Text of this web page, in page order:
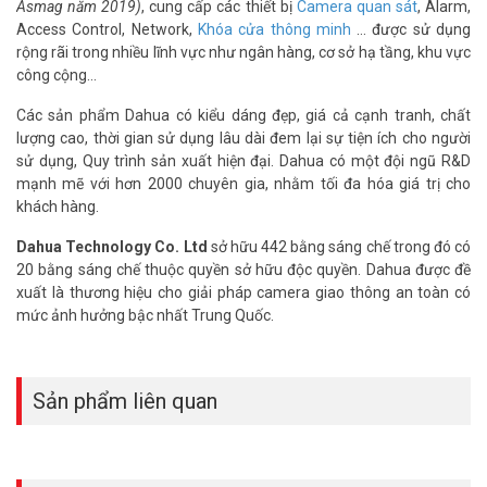
– Chế độ ngày đêm (ICR), tự động cân bằng trắng (AWB), tự động
bù sáng (AGC), chống ngược sáng (BLC), chống nhiễu (3D-DNR).
– Hỗ trợ thẻ nhớ 256GB
– Tích hợp mic
– Hỗ trợ cổng alarm 1in / 1out, cổng Audio 1 in / 1 out.
– Hỗ trợ chuẩn ONVIF, Tên miền miễn phí SmartDDNS.TV và P2P,
AutoRegister 2.0
– Phần mềm sử dụng: DMSS, SmartPSS Lite, Dolynk Care
– Chất liệu kim loại
– Nhiệt độ hoạt động : -30° C ~ +60° C.
– Kích thước: 238.5 mm × 90.7 mm × 90.7 mm
– Trọng lượng: 1.01kg
– Xuất xứ: Trung Quốc.
FAQ – Câu hỏi thường gặp về Camera
Dahua IPC-HFW2541T-ZAS
được không?
Asmag năm 2019), cung cấp các thiết bị Camera quan sát, Alarm,
Access Control, Network, Khóa cửa thông minh … được sử dụng
rộng rãi trong nhiều lĩnh vực như ngân hàng, cơ sở hạ tầng, khu vực
công cộng…
Các sản phẩm Dahua có kiểu dáng đẹp, giá cả cạnh tranh, chất
lượng cao, thời gian sử dụng lâu dài đem lại sự tiện ích cho người
sử dụng, Quy trình sản xuất hiện đại. Dahua có một đội ngũ R&D
mạnh mẽ với hơn 2000 chuyên gia, nhằm tối đa hóa giá trị cho
khách hàng.
Dahua Technology Co. Ltd sở hữu 442 bằng sáng chế trong đó có
20 bằng sáng chế thuộc quyền sở hữu độc quyền. Dahua được đề
xuất là thương hiệu cho giải pháp camera giao thông an toàn có
mức ảnh hưởng bậc nhất Trung Quốc.
Sản phẩm liên quan